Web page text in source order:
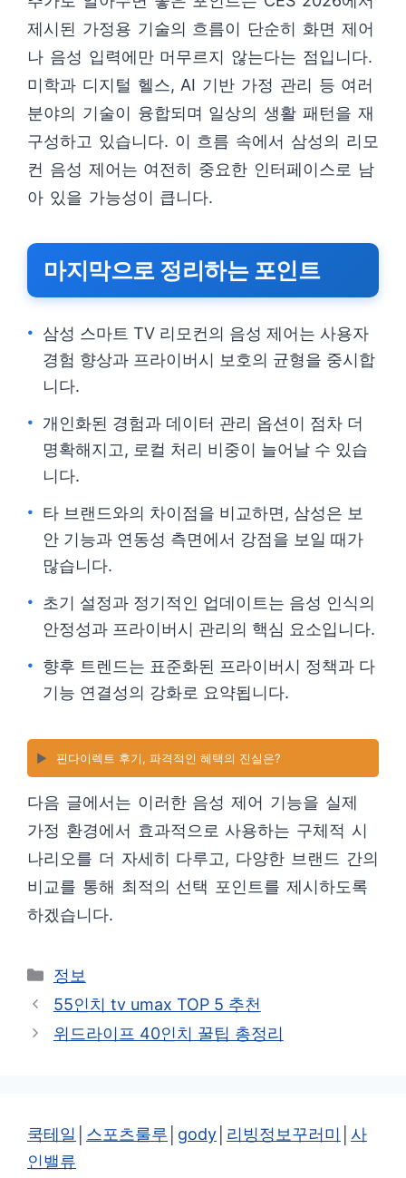
제시된 가정용 기술의 흐름이 단순히 화면 제어
나 음성 입력에만 머무르지 않는다는 점입니다.
미학과 디지털 헬스, AI 기반 가정 관리 등 여러
분야의 기술이 융합되며 일상의 생활 패턴을 재
구성하고 있습니다. 이 흐름 속에서 삼성의 리모
컨 음성 제어는 여전히 중요한 인터페이스로 남
아 있을 가능성이 큽니다.
마지막으로 정리하는 포인트
삼성 스마트 TV 리모컨의 음성 제어는 사용자
경험 향상과 프라이버시 보호의 균형을 중시합
니다.
개인화된 경험과 데이터 관리 옵션이 점차 더
명확해지고, 로컬 처리 비중이 늘어날 수 있습
니다.
타 브랜드와의 차이점을 비교하면, 삼성은 보
안 기능과 연동성 측면에서 강점을 보일 때가
많습니다.
초기 설정과 정기적인 업데이트는 음성 인식의
안정성과 프라이버시 관리의 핵심 요소입니다.
향후 트렌드는 표준화된 프라이버시 정책과 다
기능 연결성의 강화로 요약됩니다.
▶️ 핀다이렉트 후기, 파격적인 혜택의 진실은?
다음 글에서는 이러한 음성 제어 기능을 실제
가정 환경에서 효과적으로 사용하는 구체적 시
나리오를 더 자세히 다루고, 다양한 브랜드 간의
비교를 통해 최적의 선택 포인트를 제시하도록
하겠습니다.
카
테
리
정보
55인치 tv umax TOP 5 추천
위드라이프 40인치 꿀팁 총정리
쿡테일 스포츠룰루 gody 리빙정보꾸러미
사
인밸류